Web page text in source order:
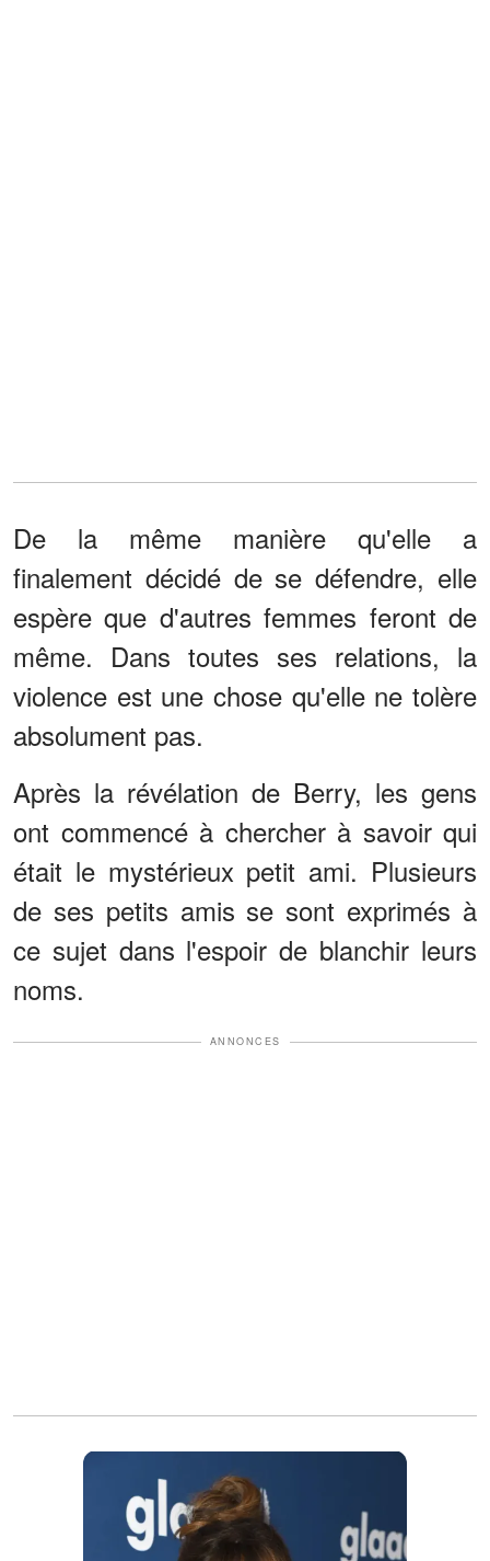
De la même manière qu'elle a
finalement décidé de se défendre, elle
espère que d'autres femmes feront de
même. Dans toutes ses relations, la
violence est une chose qu'elle ne tolère
absolument pas.
Après la révélation de Berry, les gens
ont commencé à chercher à savoir qui
était le mystérieux petit ami. Plusieurs
de ses petits amis se sont exprimés à
ce sujet dans l'espoir de blanchir leurs
noms.
ANNONCES